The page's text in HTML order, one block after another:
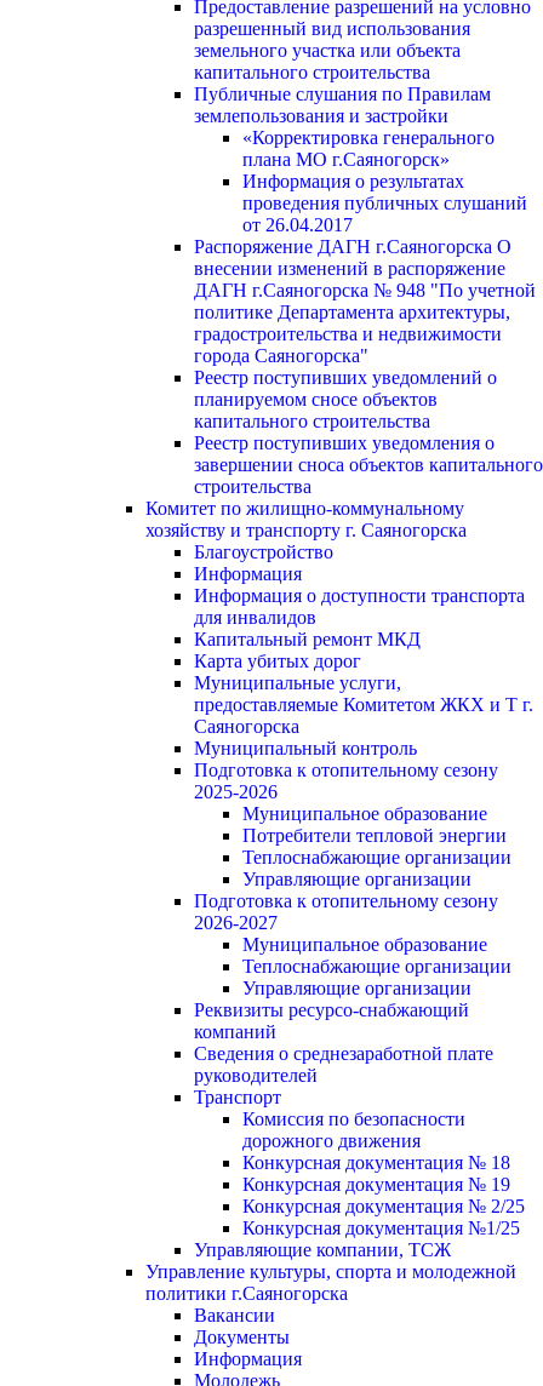
Предоставление разрешений на условно
разрешенный вид использования
земельного участка или объекта
капитального строительства
Публичные слушания по Правилам
землепользования и застройки
«Корректировка генерального
плана МО г.Саяногорск»
Информация о результатах
проведения публичных слушаний
от 26.04.2017
Распоряжение ДАГН г.Саяногорска О
внесении изменений в распоряжение
ДАГН г.Саяногорска № 948 "По учетной
политике Департамента архитектуры,
градостроительства и недвижимости
города Саяногорска"
Реестр поступивших уведомлений о
планируемом сносе объектов
капитального строительства
Реестр поступивших уведомления о
завершении сноса объектов капитального
строительства
Комитет по жилищно-коммунальному
хозяйству и транспорту г. Саяногорска
Благоустройство
Информация
Информация о доступности транспорта
для инвалидов
Капитальный ремонт МКД
Карта убитых дорог
Муниципальные услуги,
предоставляемые Комитетом ЖКХ и Т г.
Саяногорска
Муниципальный контроль
Подготовка к отопительному сезону
2025-2026
Муниципальное образование
Потребители тепловой энергии
Теплоснабжающие организации
Управляющие организации
Подготовка к отопительному сезону
2026-2027
Муниципальное образование
Теплоснабжающие организации
Управляющие организации
Реквизиты ресурсо-снабжающий
компаний
Сведения о среднезаработной плате
руководителей
Транспорт
Комиссия по безопасности
дорожного движения
Конкурсная документация № 18
Конкурсная документация № 19
Конкурсная документация № 2/25
Конкурсная документация №1/25
Управляющие компании, ТСЖ
Управление культуры, спорта и молодежной
политики г.Саяногорска
Вакансии
Документы
Информация
Молодежь